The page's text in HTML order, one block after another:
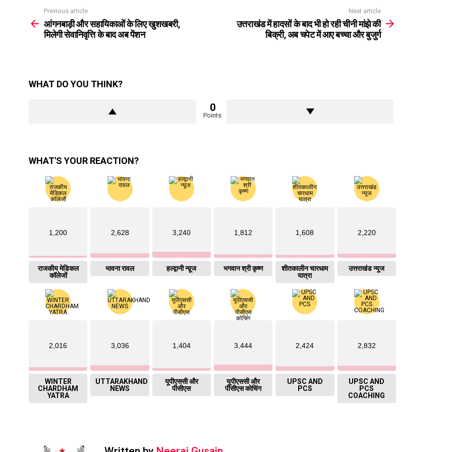
more
Previous article
आंगनबाड़ी और सहायिकाओं के लिए खुशखबरी,
मिलेगी सेवानिवृत्ति के बाद अब पेंशन
Next article
उत्तराखंड में हादसों के बाद भी हो रही चीनी मांझे की
बिक्री, अब चपेट में आए बच्चा और बुजुर्ग
WHAT DO YOU THINK?
0
Points
WHAT'S YOUR REACTION?
1,200
राजकीय मेडिकल
कॉलेजों
2,628
भावना रावल
3,240
हल्द्वानी न्य़ूज
1,812
भगवान श्री कृष्ण
1,608
शीतकालीन चारधाम
यात्रा
2,220
उत्तराखंड न्यूज
2,016
WINTER
CHARDHAM
YATRA
3,036
UTTARAKHAND
NEWS
1,404
यूपीएससी और
पीसीएस
3,444
यूपीएससी और
पीसीएस कोचिंग
2,424
UPSC AND
PCS
2,832
UPSC AND
PCS
COACHING